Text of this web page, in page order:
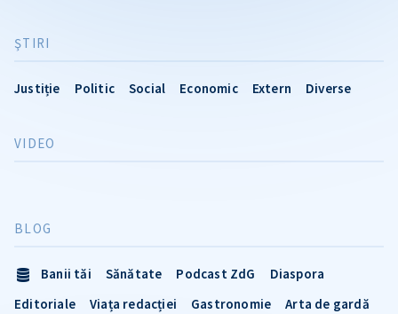
ŞTIRI
Justiție Politic Social Economic Extern Diverse
VIDEO
BLOG
Banii tăi Sănătate Podcast ZdG
Diaspora
Editoriale
Viața redacției Gastronomie
Arta de gardă